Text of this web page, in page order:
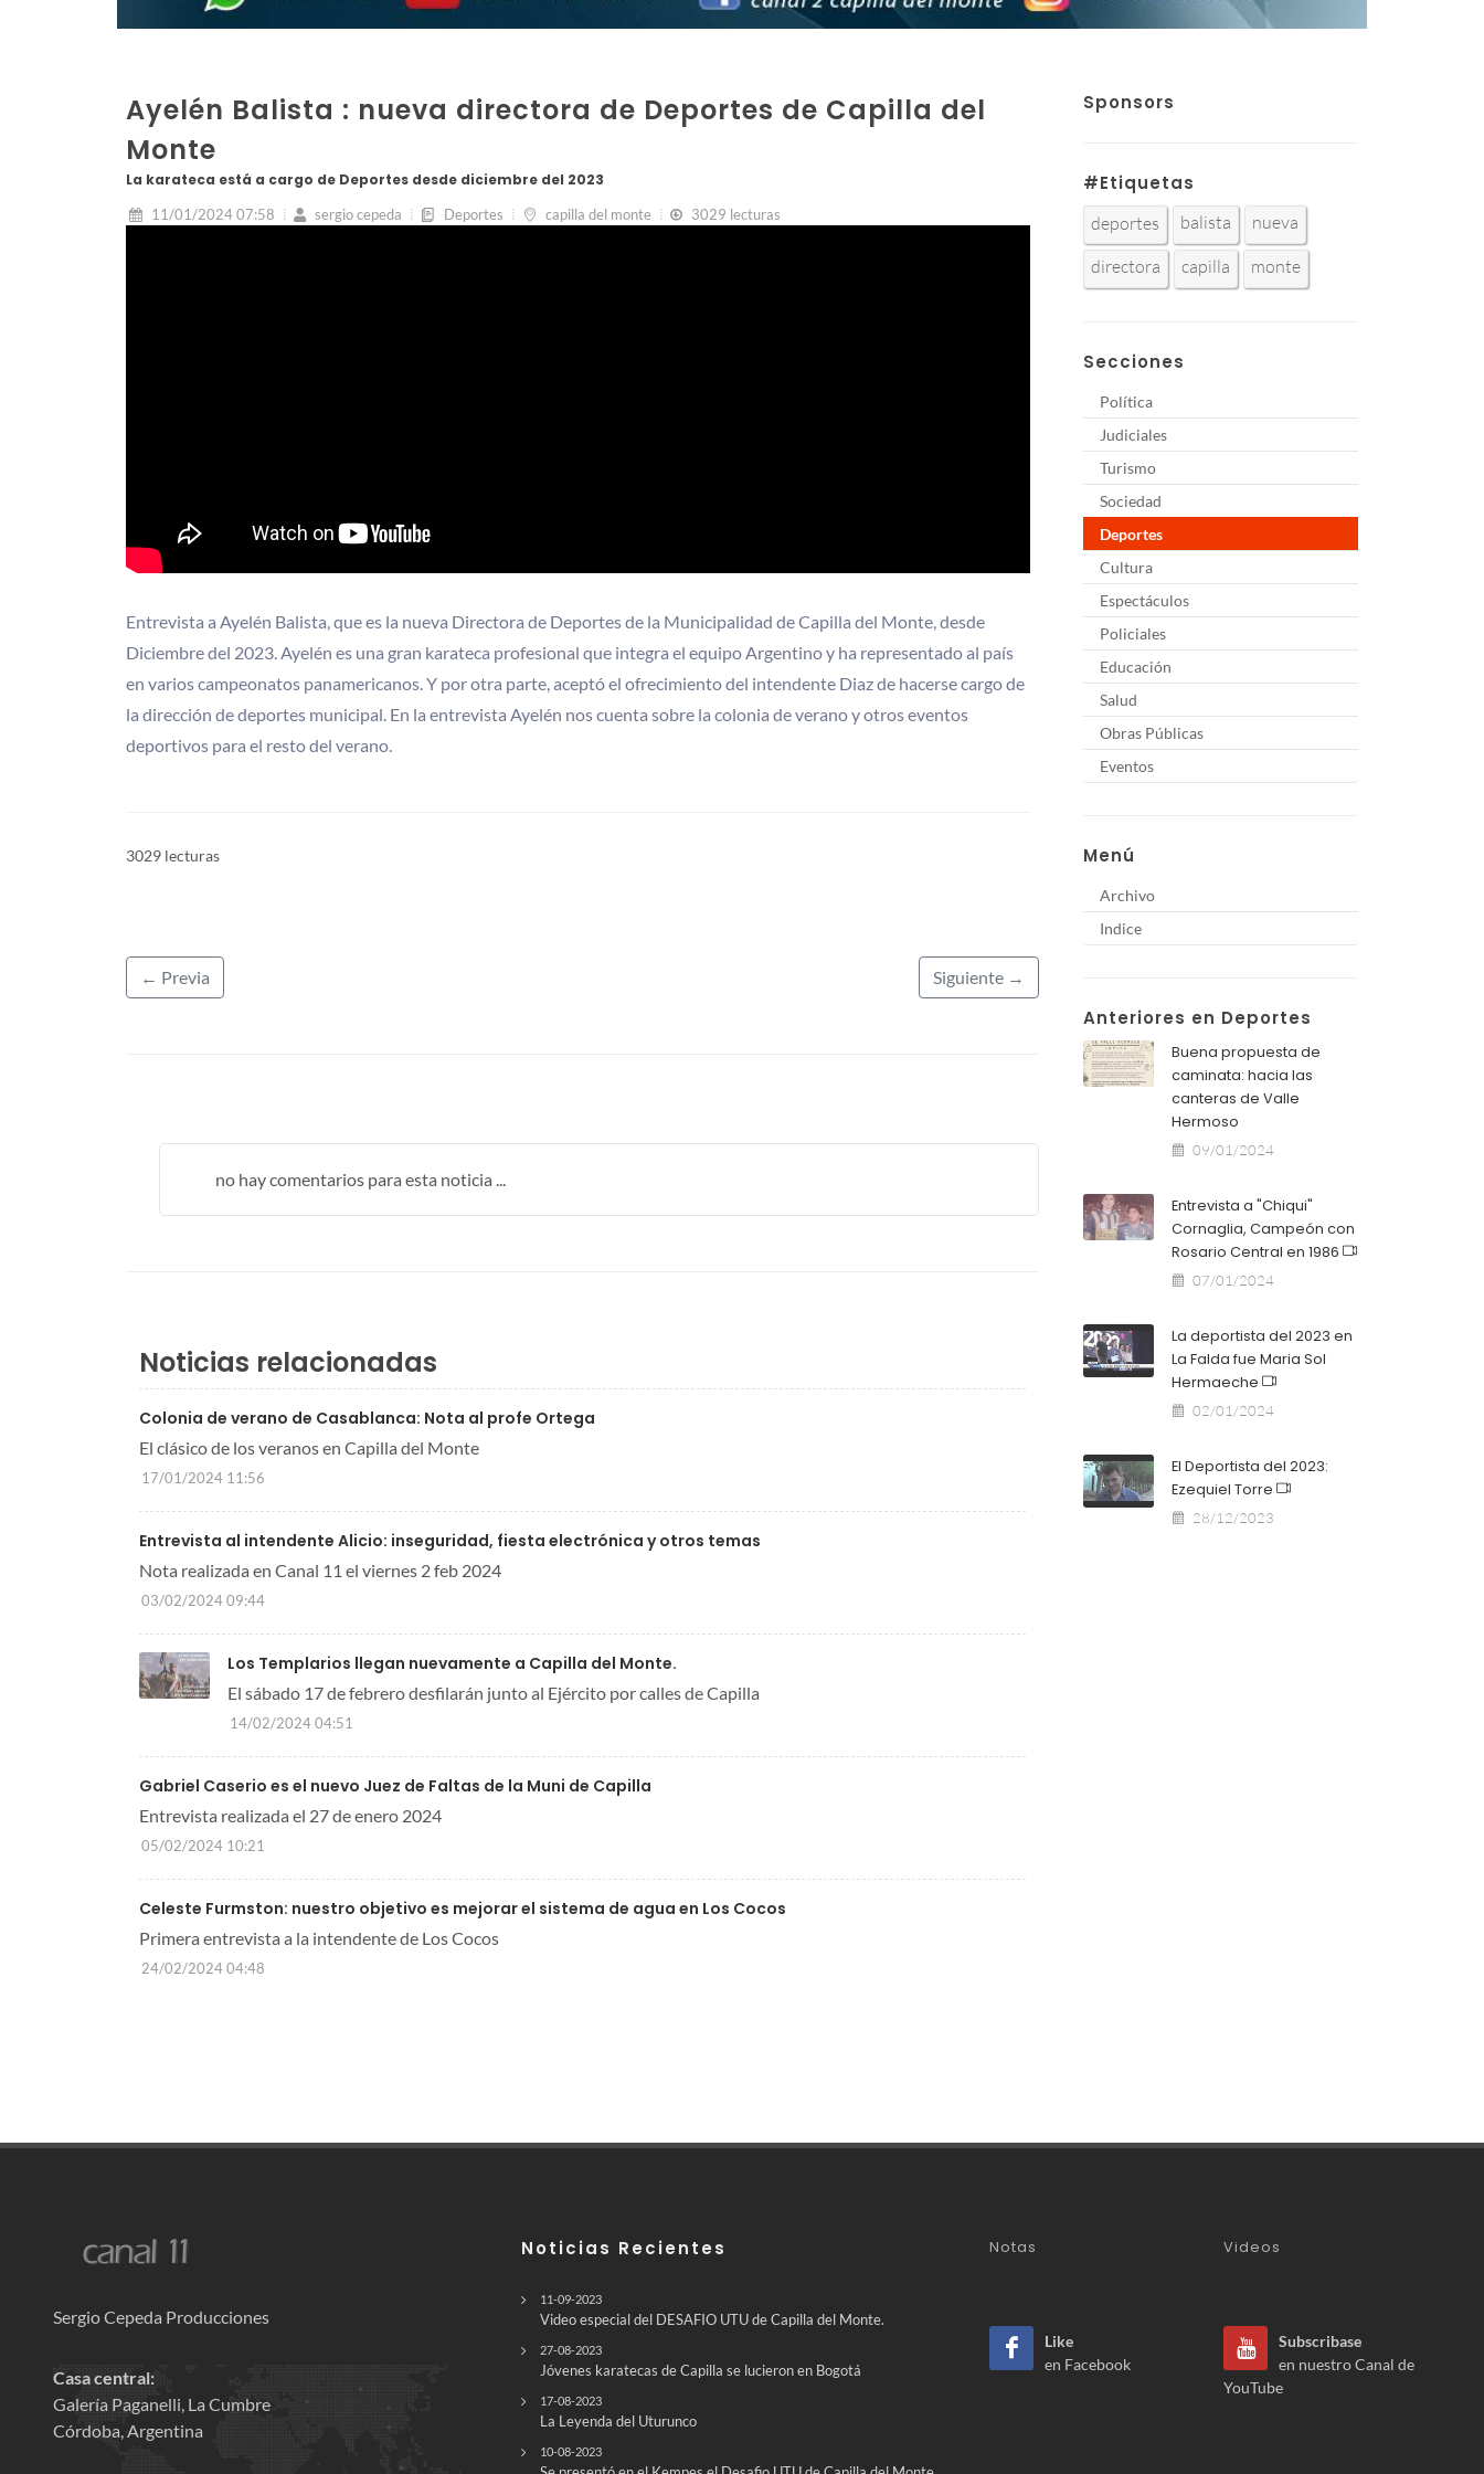
Ayelén Balista : nueva directora de Deportes de Capilla del
Monte
La karateca está a cargo de Deportes desde diciembre del 2023
11/01/2024 07:58 sergio cepeda Deportes capilla del monte 3029 lecturas
Entrevista a Ayelén Balista, que es la nueva Directora de Deportes de la Municipalidad de Capilla del Monte, desde
Diciembre del 2023. Ayelén es una gran karateca profesional que integra el equipo Argentino y ha representado al país
en varios campeonatos panamericanos. Y por otra parte, aceptó el ofrecimiento del intendente Diaz de hacerse cargo de
la dirección de deportes municipal. En la entrevista Ayelén nos cuenta sobre la colonia de verano y otros eventos
deportivos para el resto del verano.
3029 lecturas
← Previa Siguiente →
no hay comentarios para esta noticia ...
Noticias relacionadas
Colonia de verano de Casablanca: Nota al profe Ortega
El clásico de los veranos en Capilla del Monte
17/01/2024 11:56
Entrevista al intendente Alicio: inseguridad, fiesta electrónica y otros temas
Nota realizada en Canal 11 el viernes 2 feb 2024
03/02/2024 09:44
Los Templarios llegan nuevamente a Capilla del Monte.
El sábado 17 de febrero desfilarán junto al Ejército por calles de Capilla
14/02/2024 04:51
Gabriel Caserio es el nuevo Juez de Faltas de la Muni de Capilla
Entrevista realizada el 27 de enero 2024
05/02/2024 10:21
Celeste Furmston: nuestro objetivo es mejorar el sistema de agua en Los Cocos
Primera entrevista a la intendente de Los Cocos
24/02/2024 04:48
Sponsors
#Etiquetas
deportes balista
nueva
directora
capilla monte
Secciones
Política
Judiciales
Turismo
Sociedad
Deportes
Cultura
Espectáculos
Policiales
Educación
Salud
Obras Públicas
Eventos
Menú
Archivo
Indice
Anteriores en Deportes
Buena propuesta de
caminata: hacia las
canteras de Valle
Hermoso
09/01/2024
Entrevista a "Chiqui"
Cornaglia, Campeón con
Rosario Central en 1986
07/01/2024
La deportista del 2023 en
La Falda fue Maria Sol
Hermaeche
02/01/2024
El Deportista del 2023:
Ezequiel Torre
28/12/2023
Sergio Cepeda Producciones
Casa central:
Galería Paganelli, La Cumbre
Córdoba, Argentina
Noticias Recientes
11-09-2023
Video especial del DESAFIO UTU de Capilla del Monte.
27-08-2023
Jóvenes karatecas de Capilla se lucieron en Bogotá
17-08-2023
La Leyenda del Uturunco
10-08-2023
Notas Videos
Like
en Facebook
Subscribase
en nuestro Canal de
YouTube